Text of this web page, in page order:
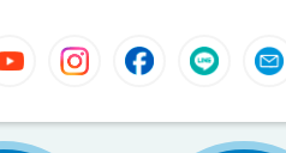
YouTube InstagramFacebookLINE